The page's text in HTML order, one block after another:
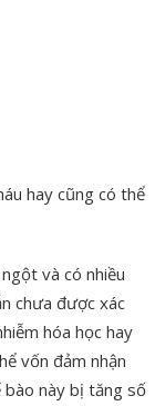
hay cũng có thể
và có nhiều
chưa được xác
hóa học hay
vốn đảm nhận
bào này bị tăng số